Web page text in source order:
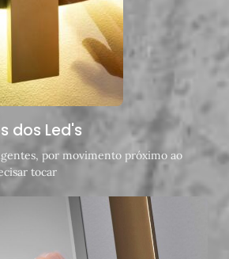
dos Led's
por movimento próximo ao
tocar